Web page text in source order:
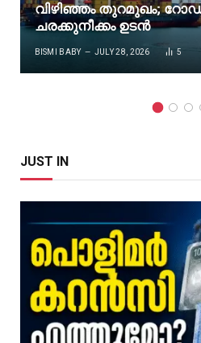
വിഴിഞ്ഞം തുറമുഖം; റോഡ്
ചരക്കുനീക്കം ഉടൻ
BISMI BABY JULY 28, 2026 5
JUST IN